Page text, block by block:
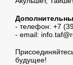
- телефон: +7
- email:
будущее!